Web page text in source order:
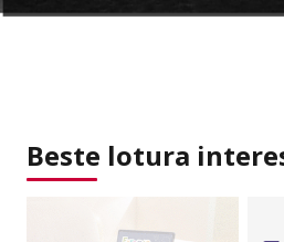
Beste lotura